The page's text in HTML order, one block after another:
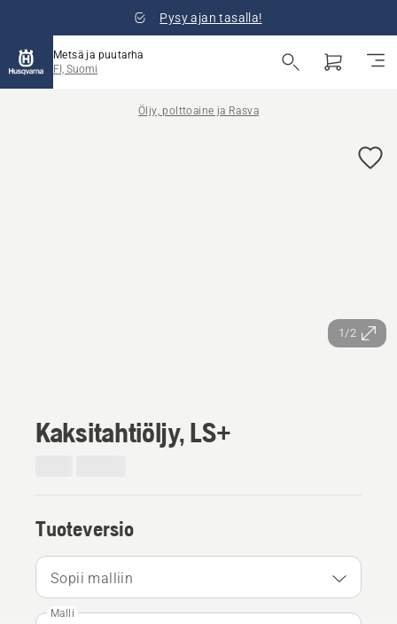
Pysy ajan tasalla!
Metsä ja puutarha
FI, Suomi
Öljy, polttoaine ja Rasva
1/2
Kaksitahtiöljy, LS+
Tuoteversio
Sopii malliin
Malli